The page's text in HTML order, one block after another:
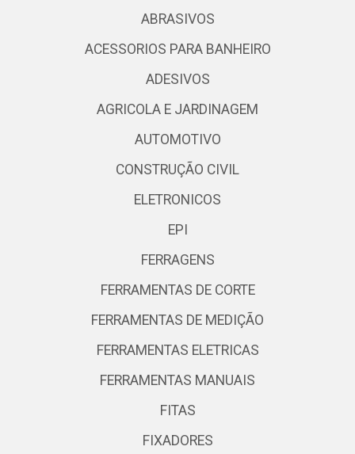
ABRASIVOS
ACESSORIOS PARA BANHEIRO
ADESIVOS
AGRICOLA E JARDINAGEM
AUTOMOTIVO
CONSTRUÇÃO CIVIL
ELETRONICOS
EPI
FERRAGENS
FERRAMENTAS DE CORTE
FERRAMENTAS DE MEDIÇÃO
FERRAMENTAS ELETRICAS
FERRAMENTAS MANUAIS
FITAS
FIXADORES